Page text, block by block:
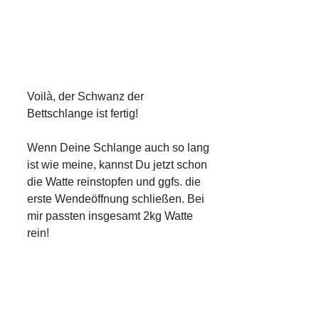
Voilà, der Schwanz der
Bettschlange ist fertig!
Wenn Deine Schlange auch so lang
ist wie meine, kannst Du jetzt schon
die Watte reinstopfen und ggfs. die
erste Wendeöffnung schließen. Bei
mir passten insgesamt 2kg Watte
rein!